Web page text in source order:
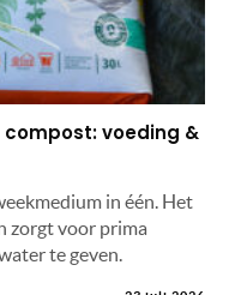
voeding &
in één. Het
zorgt voor prima
te geven.